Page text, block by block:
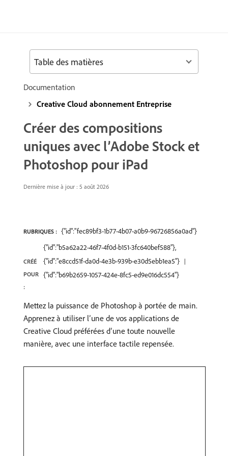
Documentation
Creative Cloud abonnement Entreprise
Créer des compositions
uniques avec l’Adobe Stock et
Photoshop pour iPad
Dernière mise à jour : 5 août 2026
RUBRIQUES : {"id":"fec89bf3-1b77-4b07-a0b9-96726856a0ad"}
CRÉÉ
POUR
:
{"id":"b5a62a22-46f7-4f0d-b151-3fc640bef588"},
{"id":"e8ccd51f-da0d-4e3b-939b-e30d5ebb1ea5"}
{"id":"b69b2659-1057-424e-8fc5-ed9e016dc554"}
Mettez la puissance de Photoshop à portée de main.
Apprenez à utiliser l’une de vos applications de
Creative Cloud préférées d’une toute nouvelle
manière, avec une interface tactile repensée.
Table des matières